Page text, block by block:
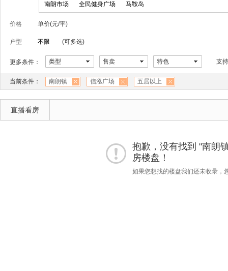
南朗市场 全民健身广场 马鞍岛
价格 单价(元/平)
户型 不限 (可多选)
更多条件： 类型 售卖 特色 支
当前条件： 南朗镇 信泓广场 五居以上
直播看房
抱歉，没有找到 "南朗
房楼盘！
如果您想找的楼盘我们还未收录，